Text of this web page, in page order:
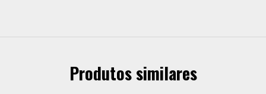
Produtos similares